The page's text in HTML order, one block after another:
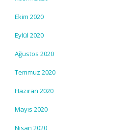
Ekim 2020
Eylül 2020
Ağustos 2020
Temmuz 2020
Haziran 2020
Mayıs 2020
Nisan 2020